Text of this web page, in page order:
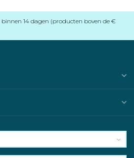
binnen 14 dagen (producten boven de €